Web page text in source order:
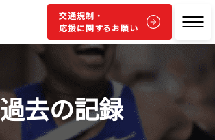
交通規制・
応援に関するお願い
過去の記録